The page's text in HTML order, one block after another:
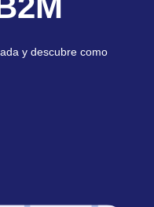
y descubre como